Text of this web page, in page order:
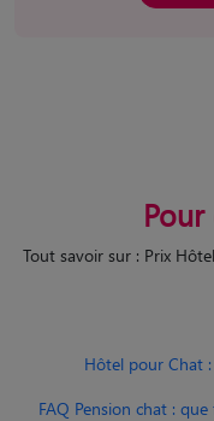
Tout savoir sur : Prix
Hôtel pour Chat
FAQ Pension chat :